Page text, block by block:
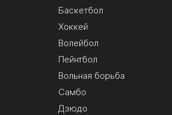
Баскетбол
Хоккей
Волейбол
Пейнтбол
Вольная борьба
Самбо
Дзюдо